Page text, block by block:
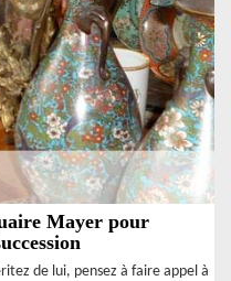
Mayer pour
de lui, pensez à faire appel à